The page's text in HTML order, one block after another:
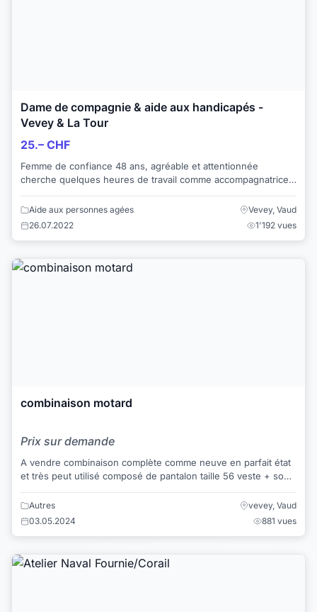
Dame de compagnie & aide aux handicapés -
Vevey & La Tour
25.– CHF
Femme de confiance 48 ans, agréable et attentionnée
cherche quelques heures de travail comme accompagnatrice
de personnes âgées, handicapées pour prom...
Aide aux personnes agées
Vevey, Vaud
26.07.2022
1'192 vues
combinaison motard
Prix sur demande
A vendre combinaison complète comme neuve en parfait état
et très peut utilisé composé de pantalon taille 56 veste + sous
Autres
vevey, Vaud
03.05.2024
881 vues